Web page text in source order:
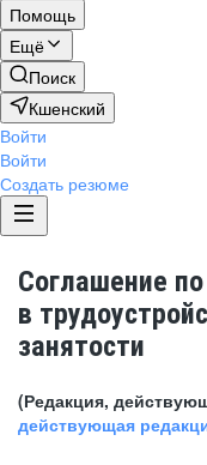
Помощь
Ещё
Поиск
Кшенский
Войти
Войти
Создать резюме
Соглашение
в
занятости
(Редакция,
действующая